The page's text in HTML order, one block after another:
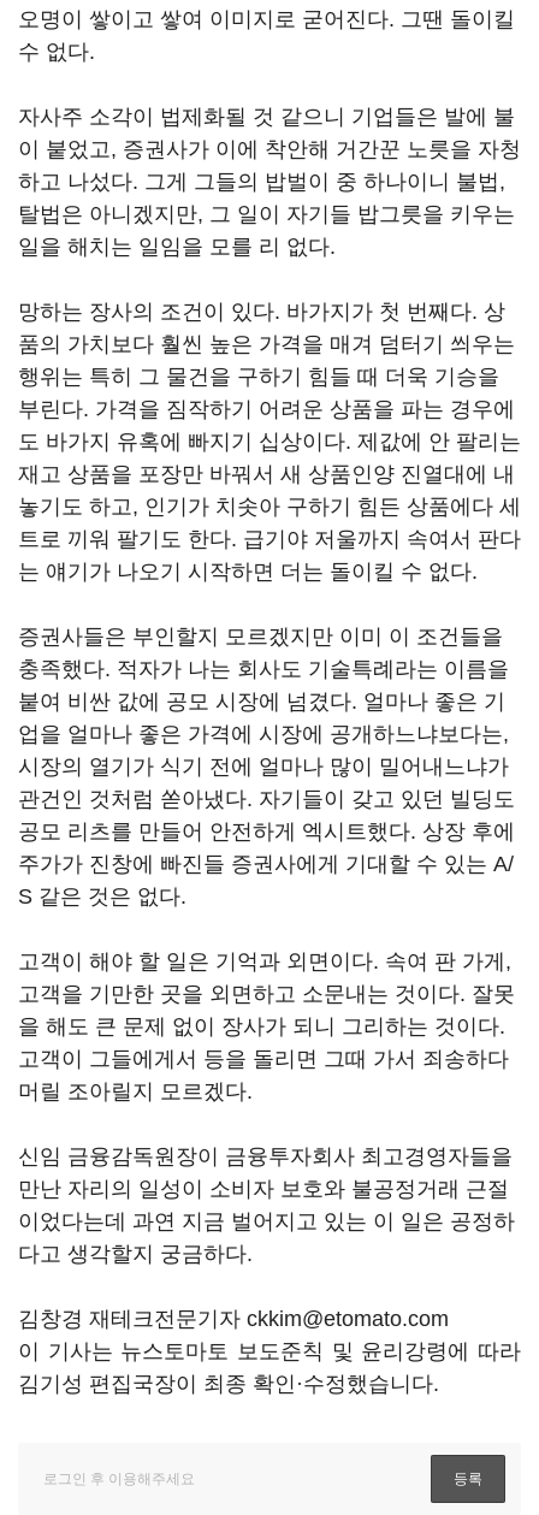
오명이 쌓이고 쌓여 이미지로 굳어진다. 그땐 돌이킬
수 없다.
자사주 소각이 법제화될 것 같으니 기업들은 발에 불
이 붙었고, 증권사가 이에 착안해 거간꾼 노릇을 자청
하고 나섰다. 그게 그들의 밥벌이 중 하나이니 불법,
탈법은 아니겠지만, 그 일이 자기들 밥그릇을 키우는
일을 해치는 일임을 모를 리 없다.
망하는 장사의 조건이 있다. 바가지가 첫 번째다. 상
품의 가치보다 훨씬 높은 가격을 매겨 덤터기 씌우는
행위는 특히 그 물건을 구하기 힘들 때 더욱 기승을
부린다. 가격을 짐작하기 어려운 상품을 파는 경우에
도 바가지 유혹에 빠지기 십상이다. 제값에 안 팔리는
재고 상품을 포장만 바꿔서 새 상품인양 진열대에 내
놓기도 하고, 인기가 치솟아 구하기 힘든 상품에다 세
트로 끼워 팔기도 한다. 급기야 저울까지 속여서 판다
는 얘기가 나오기 시작하면 더는 돌이킬 수 없다.
증권사들은 부인할지 모르겠지만 이미 이 조건들을
충족했다. 적자가 나는 회사도 기술특례라는 이름을
붙여 비싼 값에 공모 시장에 넘겼다. 얼마나 좋은 기
업을 얼마나 좋은 가격에 시장에 공개하느냐보다는,
시장의 열기가 식기 전에 얼마나 많이 밀어내느냐가
관건인 것처럼 쏟아냈다. 자기들이 갖고 있던 빌딩도
공모 리츠를 만들어 안전하게 엑시트했다. 상장 후에
주가가 진창에 빠진들 증권사에게 기대할 수 있는 A/
S 같은 것은 없다.
고객이 해야 할 일은 기억과 외면이다. 속여 판 가게,
고객을 기만한 곳을 외면하고 소문내는 것이다. 잘못
을 해도 큰 문제 없이 장사가 되니 그리하는 것이다.
고객이 그들에게서 등을 돌리면 그때 가서 죄송하다
머릴 조아릴지 모르겠다.
신임 금융감독원장이 금융투자회사 최고경영자들을
만난 자리의 일성이 소비자 보호와 불공정거래 근절
이었다는데 과연 지금 벌어지고 있는 이 일은 공정하
다고 생각할지 궁금하다.
김창경 재테크전문기자 ckkim@etomato.com
이 기사는 뉴스토마토 보도준칙 및 윤리강령에 따라
김기성 편집국장이 최종 확인·수정했습니다.